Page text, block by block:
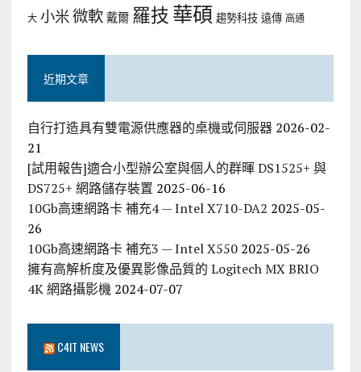
大 小米微軟 戴爾 羅技華碩 趨勢科技 遠傳 高通
近期文章
自行打造具有雙電源供應器的桌機或伺服器 2026-02-
21
[試用報告]適合小型辦公室與個人的群暉 DS1525+ 與
DS725+ 網路儲存裝置 2025-06-16
10Gb高速網路卡 補充4 — Intel X710-DA2 2025-05-
26
10Gb高速網路卡 補充3 — Intel X550 2025-05-26
擁有高解析度及優異影像品質的 Logitech MX BRIO
4K 網路攝影機 2024-07-07
C4IT NEWS